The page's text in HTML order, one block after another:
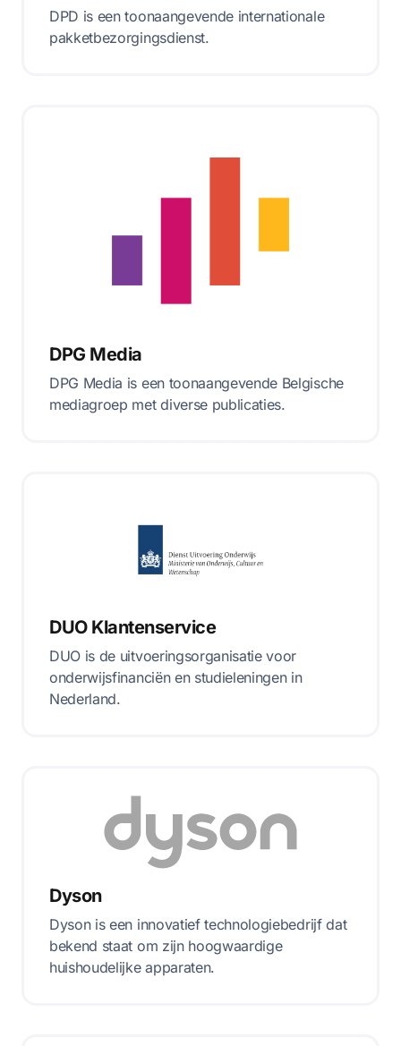
DPD is een toonaangevende internationale
pakketbezorgingsdienst.
DPG Media
DPG Media is een toonaangevende Belgische
mediagroep met diverse publicaties.
DUO Klantenservice
DUO is de uitvoeringsorganisatie voor
onderwijsfinanciën en studieleningen in
Nederland.
Dyson
Dyson is een innovatief technologiebedrijf dat
bekend staat om zijn hoogwaardige
huishoudelijke apparaten.